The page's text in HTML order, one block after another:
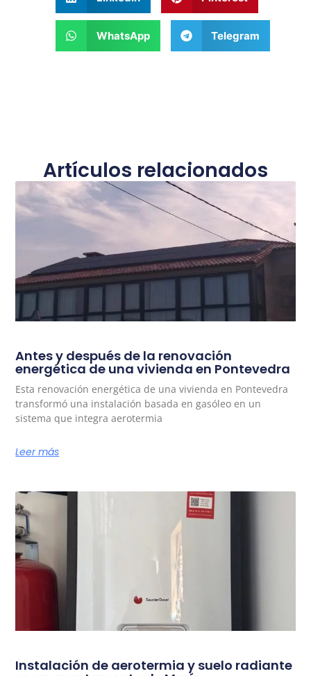
WhatsApp Telegram
Artículos relacionados
Antes y después de la renovación
energética de una vivienda en Pontevedra
Esta renovación energética de una vivienda en Pontevedra
transformó una instalación basada en gasóleo en un
sistema que integra aerotermia
Leer más
Instalación de aerotermia y suelo radiante